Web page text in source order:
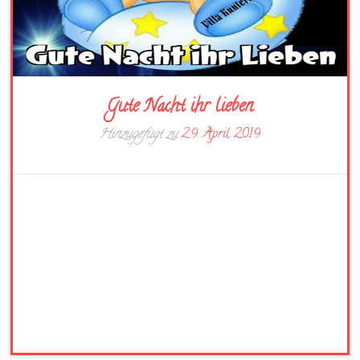
Gute Nacht ihr lieben
Hinzugefügt zu29. April 2019